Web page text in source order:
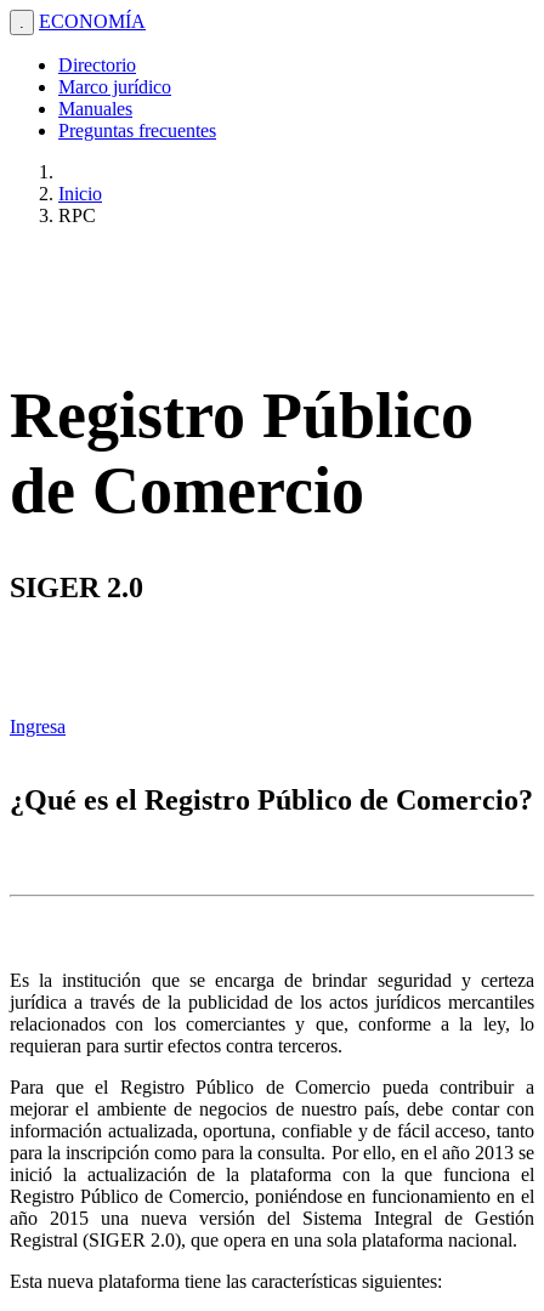
. ECONOMÍA
Directorio
Marco jurídico
Manuales
Preguntas frecuentes
Inicio
RPC
Registro Público
de Comercio
SIGER 2.0
Ingresa
¿Qué es el Registro Público de Comercio?
Es la institución que se encarga de brindar seguridad y certeza
jurídica a través de la publicidad de los actos jurídicos mercantiles
relacionados con los comerciantes y que, conforme a la ley, lo
requieran para surtir efectos contra terceros.
Para que el Registro Público de Comercio pueda contribuir a
mejorar el ambiente de negocios de nuestro país, debe contar con
información actualizada, oportuna, confiable y de fácil acceso, tanto
para la inscripción como para la consulta. Por ello, en el año 2013 se
inició la actualización de la plataforma con la que funciona el
Registro Público de Comercio, poniéndose en funcionamiento en el
año 2015 una nueva versión del Sistema Integral de Gestión
Registral (SIGER 2.0), que opera en una sola plataforma nacional.
Esta nueva plataforma tiene las características siguientes: